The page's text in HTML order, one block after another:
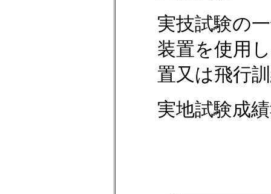
実技試験の
装置を使用
置又は飛行
実地試験成